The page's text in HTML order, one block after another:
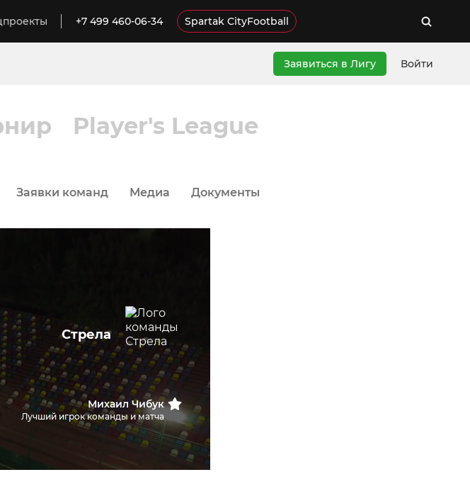
+7 499 460-06-34 Spartak CityFootball
Заявиться в Лигу Войти
Player's League
Заявки команд Медиа Документы
Стрела
Михаил Чибук
Лучший игрок команды и матча